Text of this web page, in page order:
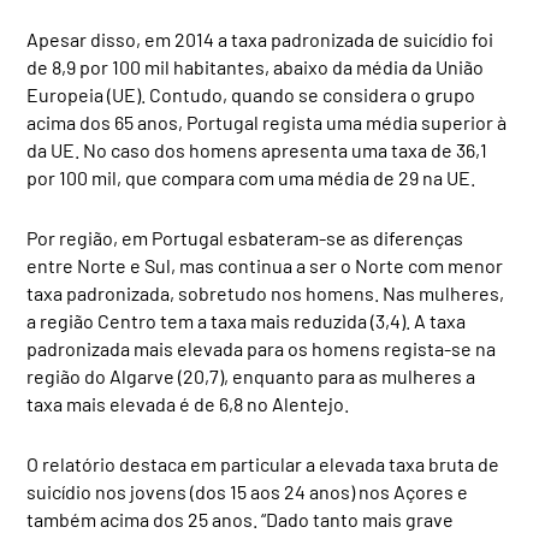
Apesar disso, em 2014 a taxa padronizada de suicídio foi
de 8,9 por 100 mil habitantes, abaixo da média da União
Europeia (UE). Contudo, quando se considera o grupo
acima dos 65 anos, Portugal regista uma média superior à
da UE. No caso dos homens apresenta uma taxa de 36,1
por 100 mil, que compara com uma média de 29 na UE.
Por região, em Portugal esbateram-se as diferenças
entre Norte e Sul, mas continua a ser o Norte com menor
taxa padronizada, sobretudo nos homens. Nas mulheres,
a região Centro tem a taxa mais reduzida (3,4). A taxa
padronizada mais elevada para os homens regista-se na
região do Algarve (20,7), enquanto para as mulheres a
taxa mais elevada é de 6,8 no Alentejo.
O relatório destaca em particular a elevada taxa bruta de
suicídio nos jovens (dos 15 aos 24 anos) nos Açores e
também acima dos 25 anos. “Dado tanto mais grave